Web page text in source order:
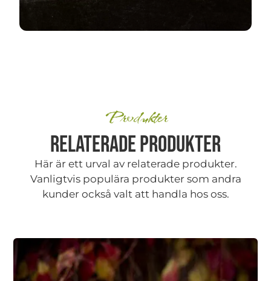
Produkter
Relaterade produkter
Här är ett urval av relaterade produkter.
Vanligtvis populära produkter som andra
kunder också valt att handla hos oss.